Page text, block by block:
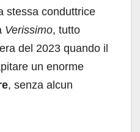
stessa conduttrice
Verissimo, tutto
del 2023 quando il
un enorme
, senza alcun